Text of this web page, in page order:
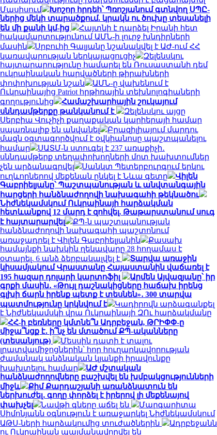
Մասիսում
Խոշոր հրդեհ՝ Պռոշյանում գտնվող ՍՊԸ-
ներից մեկի տարածքում. կրակն ու ծուխը տեսանելի
են մի քանի կմ-ից
Հայտնի է դարձել Իրանի հետ
հակամարտությունում ԱՄՆ-ի լուրջ խնդիրների
մասին
Սրբուհի Գալյանը նշանակվել է ԱԺ-ում ՀՀ
կառավարության ներկայացուցիչ
Զելենսկու
հայտարարությունը համարել են Ռուսաստանի դեմ
ուկրաինական հարվածների թիրախների
փոփոխության նշան
ԱՄՆ-ը վախենում է
Ուկրաինայից Patriot հրթիռային տեխնոլոգիաների
գողությունից
Համաշխարհային շուկայում
սննդամթերքը թանկանում է
Զելենսկու այցը
Սերբիա Վուչիչի քաղաքական կարիերայի համար
սպառնալիք են անվանել
Բրազիլիայում մարդու
մազն օգտագործվում է օվկիանոսը պաշտպանելու
համար
ՍԱՏՄ-ն ստուգել է 237 առաքիչի․
սննդամթերք տեղափոխողների մոտ խախտումներ
չեն արձանագրվել
Սանկտ Պետերբուրգում երկու
ուղևորներով մեքենան ընկել է Նևա գետը
Վիլեն
Գաբրիելյանը՝ Պաշտպանության և անվտանգային
հարցերի հանձնաժողովի նախագահի թեկնածու
Նիժնեկամսկում Ուկրաինայի հարձակման
հետևանքով 12 մարդ է զոհվել. Թաթարստանում սուգ
է հայտարարվել
ՔՊ-ն պաշտպանության
հանձնաժողովի նախագահի պաշտոնում
առաջադրել է Վիլեն Գաբրիելյանին
Քասախ
համայնքի նախկին ղեկավարը 28 հողամաս է
օտարել. 6 անձ ձերբակալվել է
Տարվա առաջին
կիսամյակում Վրաստանը Հայաստանին վաճառել է
195 հազար դոլարի կարտոֆիլ
Արմեն Այվազյանը՝ իր
գրքի մասին․ «Թույլ դաշնակիցները հաճախ իրենց
գլխի ճարն իրենք պետք է տեսնեն»․ 300 տարվա
պատմությունը կրկնվում է
Կադիրովն արձագանքել
է Նիժնեկամսկի վրա Ուկրաինայի ԶՈւ հարձակմանը
ՀՀ-ի բեռները կմտնե՞ն Ադրբեջան, ԹՐԻՓՓ-ը
միջա՞նցք է․ ի՞նչ են մտածում ՔՊ-ականները
(տեսանյութ)
Մեսսին դատի է տալու
լրատվամիջոցներին՝ հոր հուղարկավորության
ժամանակ անձնական կյանքի իրավունքը
խախտելու համար
ԱԺ մշտական
հանձնաժողովները բաշխվել են խմբակցությունների
միջև
Քիմ Քարդաշյանի առանձնատուն են
ներխուժել․ գողը փորձել է իրերով լի մեքենայով
փախչել
Նավթի գները աճել են
Մարգարիտա
Սիմոնյանն օգնություն է առաջարկել Նիժնեկամսկում
ԱԹՍ-ների հարձակումից տուժածներին
Ադրբեջանն
ու Ուկրաինան պայմանավորվել են